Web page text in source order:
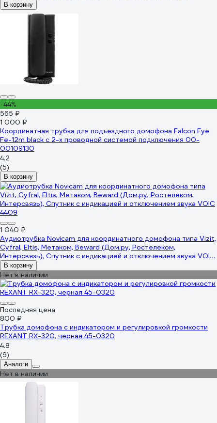
В корзину
-44%
565 ₽
1 000 ₽
Координатная трубка для подъездного домофона Falcon Eye
Fe-12m black с 2-х проводной системой подключения 00-
00109130
4.2
(5)
В корзину
1 040 ₽
Аудиотрубка Novicam для координатного домофона типа Vizit,
Cyfral, Eltis, Метаком, Beward (Дом.ру, Ростелеком,
Интерсвязь), Спутник с индикацией и отключением звука VOIC
4409
В корзину
Нет в наличии
Последняя цена
800 ₽
Трубка домофона с индикатором и регулировкой громкости
REXANT RX-320, черная 45-0320
4.8
(9)
Аналоги
Нет в наличии